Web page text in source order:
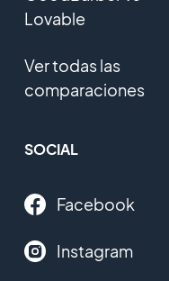
Lovable
Ver todas las
comparaciones
SOCIAL
Facebook
Instagram